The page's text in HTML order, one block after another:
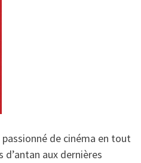
passionné de cinéma en tout
d’antan aux dernières